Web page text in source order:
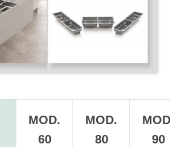
MOD.
60
MOD.
80
90